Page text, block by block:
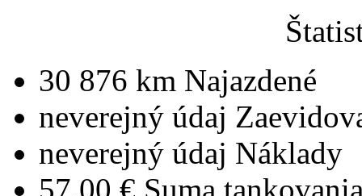
30 876 km Najazdené
neverejný údaj
neverejný údaj Náklady
57,00 € Suma